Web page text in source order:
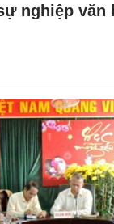
nghiệp văn